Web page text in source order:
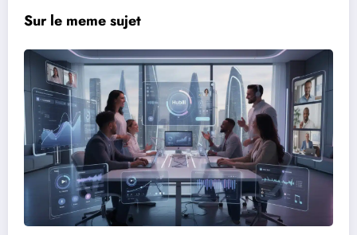
Sur le meme sujet